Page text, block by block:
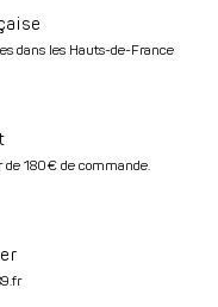
dans les Hauts-de-France
de 180€ de commande.